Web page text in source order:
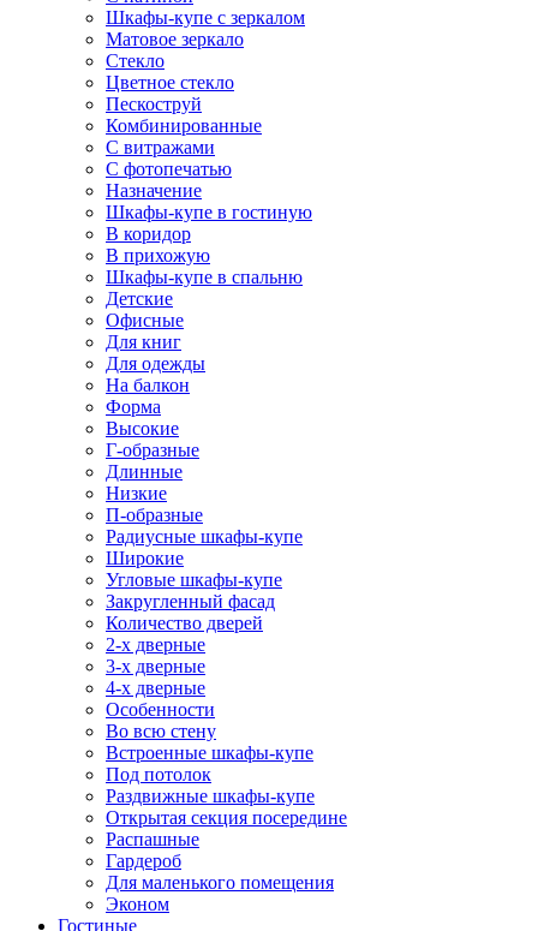
Шкафы-купе с зеркалом
Матовое зеркало
Стекло
Цветное стекло
Пескоструй
Комбинированные
С витражами
С фотопечатью
Назначение
Шкафы-купе в гостиную
В коридор
В прихожую
Шкафы-купе в спальню
Детские
Офисные
Для книг
Для одежды
На балкон
Форма
Высокие
Г-образные
Длинные
Низкие
П-образные
Радиусные шкафы-купе
Широкие
Угловые шкафы-купе
Закругленный фасад
Количество дверей
2-х дверные
3-х дверные
4-х дверные
Особенности
Во всю стену
Встроенные шкафы-купе
Под потолок
Раздвижные шкафы-купе
Открытая секция посередине
Распашные
Гардероб
Для маленького помещения
Эконом
Гостиные